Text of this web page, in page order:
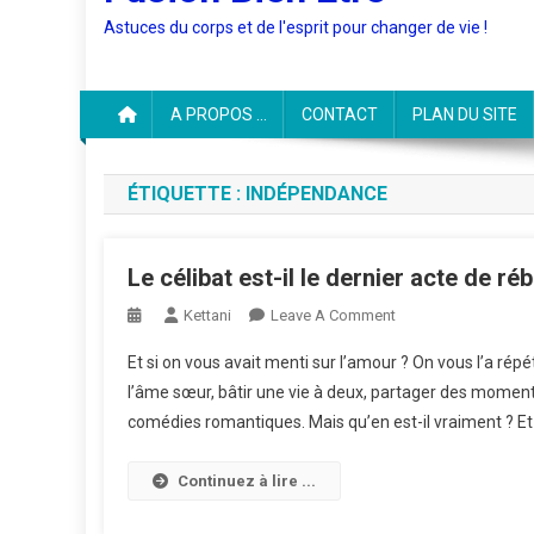
Astuces du corps et de l'esprit pour changer de vie !
A PROPOS … CONTACT PLAN DU SITE
ÉTIQUETTE : INDÉPENDANCE
Le célibat est-il le dernier acte de
Kettani Leave A CommentOn
Célibat
Est-
Il
Et si on vous avait menti sur l’amour ? On vous l’a
l’âme sœur, bâtir une vie à deux, partager des
comédies romantiques. Mais qu’en est-il vraiment ?
Continuez à lire ...